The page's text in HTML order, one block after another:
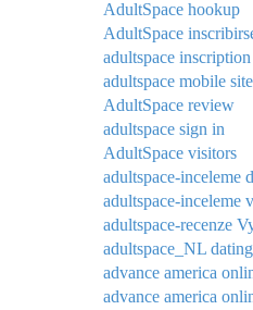
AdultSpace hookup
AdultSpace
adultspace inscription
adultspace mobile site
AdultSpace review
adultspace sign in
AdultSpace visitors
adultspace-inceleme
adultspace-inceleme
adultspace-recenze
adultspace_NL dating
advance america
advance america